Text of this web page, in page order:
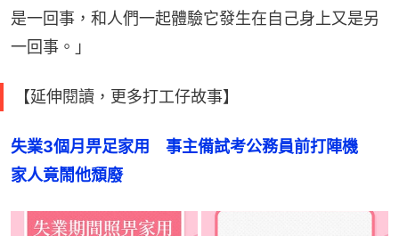
是一回事，和人們一起體驗它發生在自己身上又是另
一回事。」
【延伸閱讀，更多打工仔故事】
失業3個月畀足家用　事主備試考公務員前打陣機
家人竟鬧他頹廢